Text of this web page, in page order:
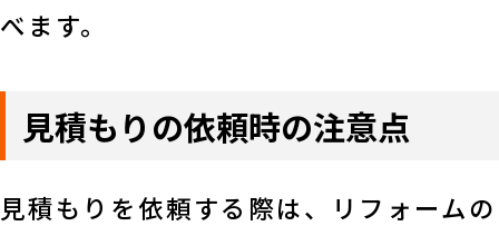
べます。
見積もりの依頼時の注意点
見積もりを依頼する際は、リフォームの